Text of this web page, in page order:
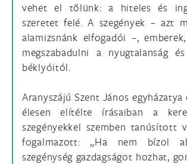
vehet el tőlünk: a hiteles és
szeretet felé. A szegények – azt
alamizsnánk elfogadói –,
megszabadulni a nyugtalanság
béklyóitól.
Aranyszájú Szent János
élesen elítélte írásaiban a
szegényekkel szemben tanúsított
fogalmazott: „Ha nem bízol
szegénység gazdagságot hozhat,